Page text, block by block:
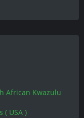
African Kwazulu
( USA )